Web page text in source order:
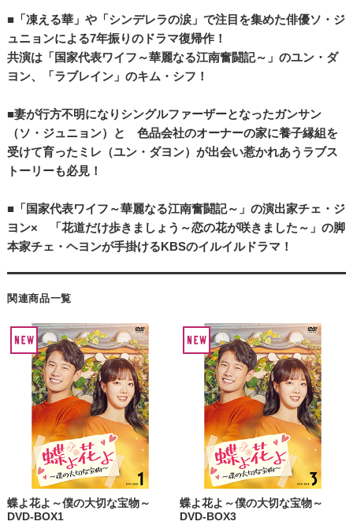
■「凍える華」や「シンデレラの涙」で注目を集めた俳優ソ・ジ
ュニョンによる7年振りのドラマ復帰作！
共演は「国家代表ワイフ～華麗なる江南奮闘記～」のユン・ダ
ヨン、「ラブレイン」のキム・シフ！
■妻が行方不明になりシングルファーザーとなったガンサン
（ソ・ジュニョン）と 色品会社のオーナーの家に養子縁組を
受けて育ったミレ（ユン・ダヨン）が出会い惹かれあうラブス
トーリーも必見！
■「国家代表ワイフ～華麗なる江南奮闘記～」の演出家チェ・ジ
ヨン× 「花道だけ歩きましょう～恋の花が咲きました～」の脚
本家チェ・ヘヨンが手掛けるKBSのイルイルドラマ！
関連商品一覧
蝶よ花よ～僕の大切な宝物～
DVD-BOX1
蝶よ花よ～僕の大切な宝物～
DVD-BOX3